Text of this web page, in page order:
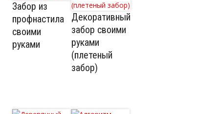
Забор из
профнастила
своими
руками
Декоративный
забор своими
руками
(плетеный
забор)